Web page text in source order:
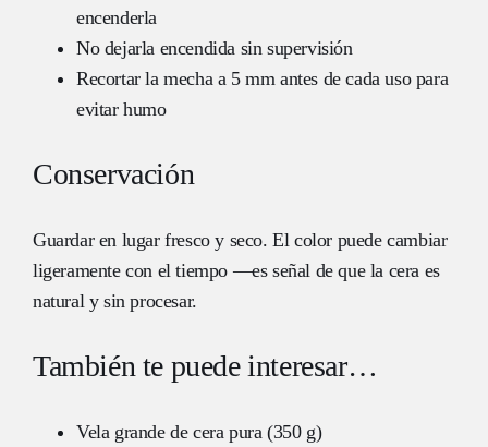
encenderla
No dejarla encendida sin supervisión
Recortar la mecha a 5 mm antes de cada uso para
evitar humo
Conservación
Guardar en lugar fresco y seco. El color puede cambiar
ligeramente con el tiempo —es señal de que la cera es
natural y sin procesar.
También te puede interesar…
Vela grande de cera pura (350 g)